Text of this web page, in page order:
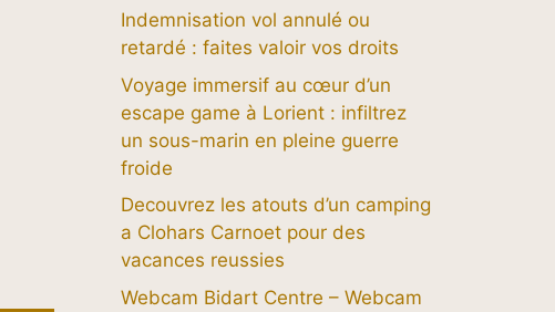
Indemnisation vol annulé ou
retardé : faites valoir vos droits
Voyage immersif au cœur d’un
escape game à Lorient : infiltrez
un sous-marin en pleine guerre
froide
Decouvrez les atouts d’un camping
a Clohars Carnoet pour des
vacances reussies
Webcam Bidart Centre – Webcam